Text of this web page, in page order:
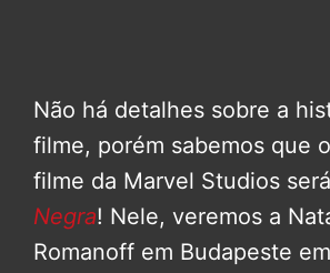
Não há detalhes sobre a
filme, porém sabemos que
filme da Marvel Studios será
Negra! Nele, veremos a
Romanoff em Budapeste